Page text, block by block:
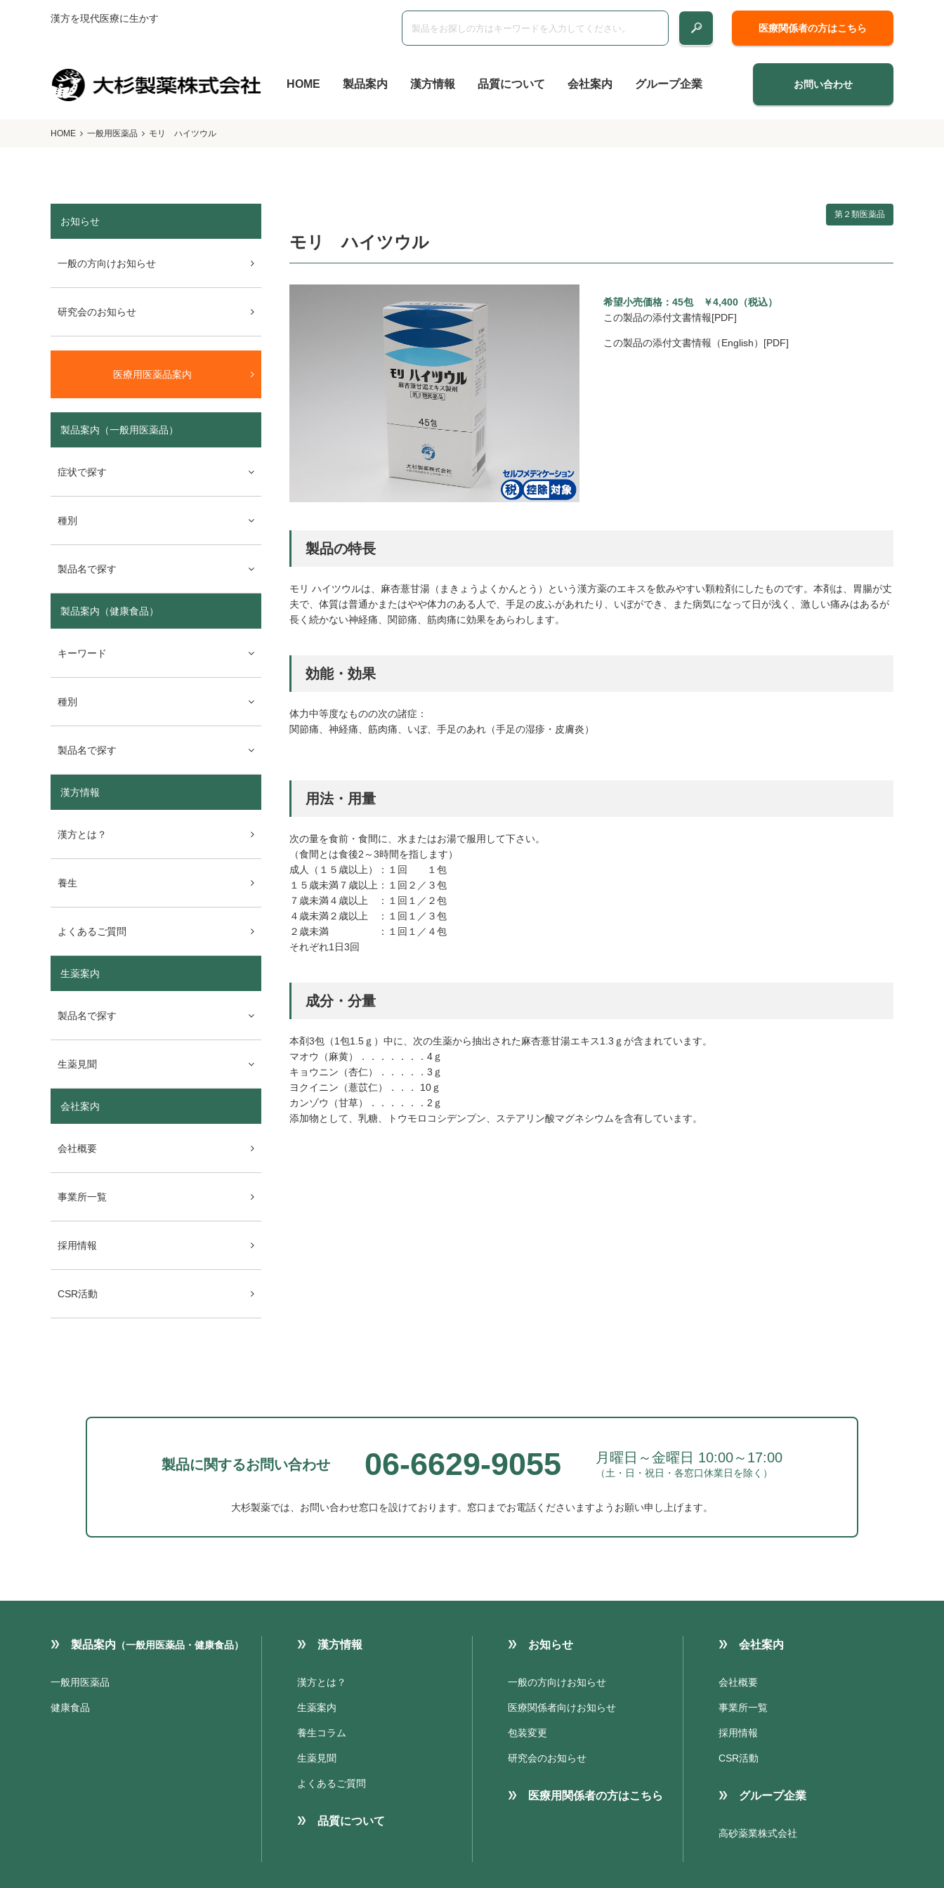
漢方を現代医療に生かす
医療関係者の方はこちら
HOME 製品案内 漢方情報 品質について 会社案内 グループ企業 お問い合わせ
HOME 一般用医薬品 モリ ハイツウル
第２類医薬品
モリ ハイツウル
希望小売価格：45包 ￥4,400（税込）
この製品の添付文書情報[PDF]
この製品の添付文書情報（English）[PDF]
製品の特長
モリ ハイツウルは、麻杏薏甘湯（まきょうよくかんとう）という漢方薬のエキスを飲みやすい顆粒剤にしたものです。本剤は、胃腸が丈
夫で、体質は普通かまたはやや体力のある人で、手足の皮ふがあれたり、いぼができ、また病気になって日が浅く、激しい痛みはあるが
長く続かない神経痛、関節痛、筋肉痛に効果をあらわします。
効能・効果
体力中等度なものの次の諸症：
関節痛、神経痛、筋肉痛、いぼ、手足のあれ（手足の湿疹・皮膚炎）
用法・用量
次の量を食前・食間に、水またはお湯で服用して下さい。
（食間とは食後2～3時間を指します）
成人（１５歳以上）：１回 １包
１５歳未満７歳以上：１回２／３包
７歳未満４歳以上 ：１回１／２包
４歳未満２歳以上 ：１回１／３包
２歳未満 ：１回１／４包
それぞれ1日3回
成分・分量
本剤3包（1包1.5ｇ）中に、次の生薬から抽出された麻杏薏甘湯エキス1.3ｇが含まれています。
マオウ（麻黄）．．．．．．．4ｇ
キョウニン（杏仁）．．．．．3ｇ
ヨクイニン（薏苡仁）．．． 10ｇ
カンゾウ（甘草）．．．．．．2ｇ
添加物として、乳糖、トウモロコシデンプン、ステアリン酸マグネシウムを含有しています。
お知らせ
一般の方向けお知らせ
研究会のお知らせ
医療用医薬品案内
製品案内（一般用医薬品）
症状で探す
種別
製品名で探す
製品案内（健康食品）
キーワード
種別
製品名で探す
漢方情報
漢方とは？
養生
よくあるご質問
生薬案内
製品名で探す
生薬見聞
会社案内
会社概要
事業所一覧
採用情報
CSR活動
製品に関するお問い合わせ 06-6629-9055 月曜日～金曜日 10:00～17:00
（土・日・祝日・各窓口休業日を除く）
大杉製薬では、お問い合わせ窓口を設けております。 窓口までお電話くださいますようお願い申し上げます。
製品案内 （一般用医薬品・健康食品）
一般用医薬品
健康食品
漢方情報
漢方とは？
生薬案内
養生コラム
生薬見聞
よくあるご質問
品質について
お知らせ
一般の方向けお知らせ
医療関係者向けお知らせ
包装変更
研究会のお知らせ
医療用関係者の方はこちら
会社案内
会社概要
事業所一覧
採用情報
CSR活動
グループ企業
高砂薬業株式会社